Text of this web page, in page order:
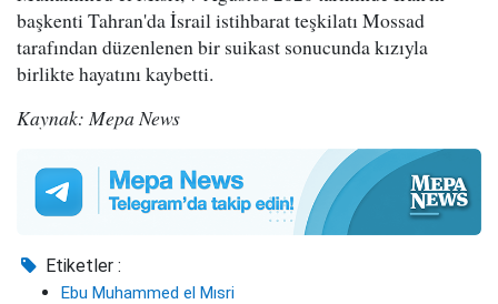
başkenti Tahran'da İsrail istihbarat teşkilatı Mossad
tarafından düzenlenen bir suikast sonucunda kızıyla
birlikte hayatını kaybetti.
Kaynak: Mepa News
Etiketler :
Ebu Muhammed el Mısri